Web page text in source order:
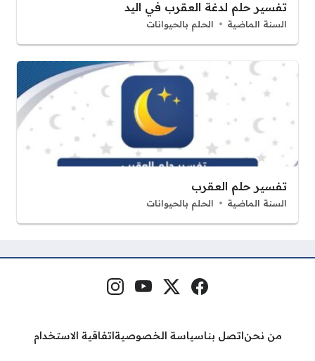
تفسير حلم لدغة العقرب في اليد
السنة الماضية الحلم بالحيوانات
تفسير حلم العقرب
السنة الماضية الحلم بالحيوانات
مواقع التواصل فيسبوكمنصة إكس
يوتيوبإنستغرام
من نحناتصل بناسياسة الخصوصيةاتفاقية الاستخدام